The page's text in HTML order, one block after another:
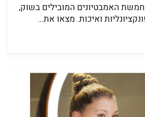
האמבטיונים המובילים בשוק,
ואיכות. מצאו את...